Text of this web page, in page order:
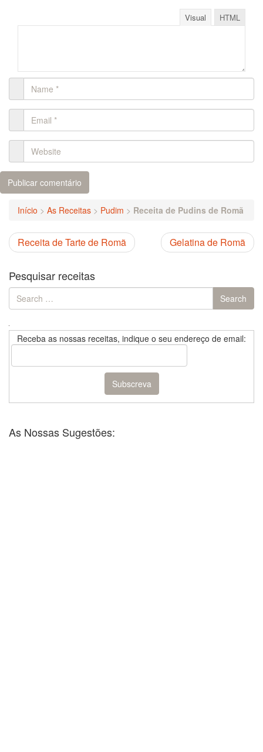
Visual HTML
Início > As Receitas > Pudim > Receita de Pudins de Romã
Gelatina de Romã
Receita de Tarte de Romã
Pesquisar receitas
Search
for:
Search
Receba as nossas receitas, indique o seu endereço de email:
As Nossas Sugestões: